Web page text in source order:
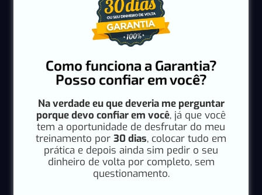
Como funciona a Garantia?
Posso confiar em você?
Na verdade eu que deveria me perguntar
porque devo confiar em você, já que você
tem a oportunidade de desfrutar do meu
treinamento por 30 dias, colocar tudo em
prática e depois ainda sim pedir o seu
dinheiro de volta por completo, sem
questionamento.